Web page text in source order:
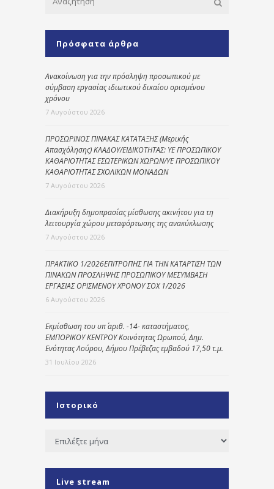
Πρόσφατα άρθρα
Ανακοίνωση για την πρόσληψη προσωπικού με
σύμβαση εργασίας ιδιωτικού δικαίου ορισμένου
χρόνου
7 Αυγούστου 2026
ΠΡΟΣΩΡΙΝΟΣ ΠΙΝΑΚΑΣ ΚΑΤΑΤΑΞΗΣ (Μερικής
Απασχόλησης) ΚΛΑΔΟΥ/ΕΙΔΙΚΟΤΗΤΑΣ: ΥΕ ΠΡΟΣΩΠΙΚΟΥ
ΚΑΘΑΡΙΟΤΗΤΑΣ ΕΣΩΤΕΡΙΚΩΝ ΧΩΡΩΝ/ΥΕ ΠΡΟΣΩΠΙΚΟΥ
ΚΑΘΑΡΙΟΤΗΤΑΣ ΣΧΟΛΙΚΩΝ ΜΟΝΑΔΩΝ
7 Αυγούστου 2026
Διακήρυξη δημοπρασίας μίσθωσης ακινήτου για τη
λειτουργία χώρου μεταφόρτωσης της ανακύκλωσης
7 Αυγούστου 2026
ΠΡΑΚΤΙΚΟ 1/2026ΕΠΙΤΡΟΠΗΣ ΓΙΑ ΤΗΝ ΚΑΤΑΡΤΙΣΗ ΤΩΝ
ΠΙΝΑΚΩΝ ΠΡΟΣΛΗΨΗΣ ΠΡΟΣΩΠΙΚΟΥ ΜΕΣΥΜΒΑΣΗ
ΕΡΓΑΣΙΑΣ ΟΡΙΣΜΕΝΟΥ ΧΡΟΝΟΥ ΣΟΧ 1/2026
6 Αυγούστου 2026
Εκμίσθωση του υπ΄ αριθ. -14- καταστήματος,
ΕΜΠΟΡΙΚΟΥ ΚΕΝΤΡΟΥ Κοινότητας Ωρωπού, Δημ.
Ενότητας Λούρου, Δήμου Πρέβεζας εμβαδού 17,50 τ.μ.
31 Ιουλίου 2026
Ιστορικό
Ιστορικό
Live stream